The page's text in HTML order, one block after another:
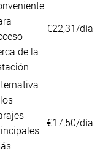
de la
€22,31/día
€17,50/día